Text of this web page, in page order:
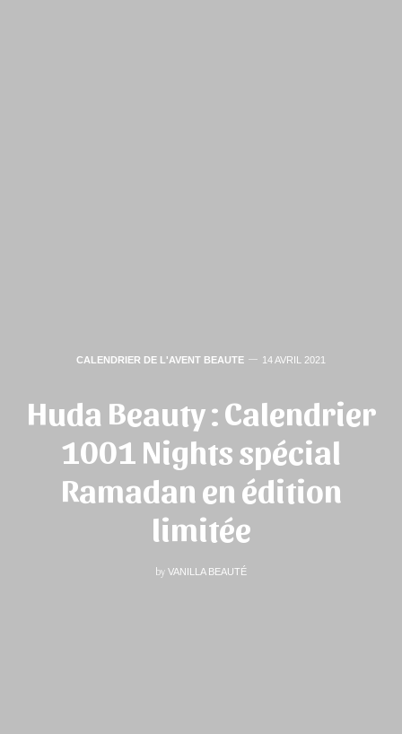
CALENDRIER DE L'AVENT BEAUTE 14 AVRIL 2021
Huda Beauty : Calendrier
1001 Nights spécial
Ramadan en édition
limitée
by VANILLA BEAUTÉ